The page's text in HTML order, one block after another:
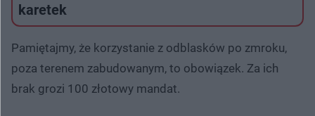
karetek
Pamiętajmy, że korzystanie z odblasków po zmroku,
poza terenem zabudowanym, to obowiązek. Za ich
brak grozi 100 złotowy mandat.